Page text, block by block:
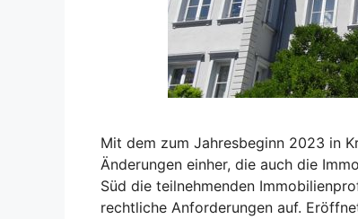
Mit dem zum Jahresbeginn 2023 in
Änderungen einher, die auch die
Süd die teilnehmenden
rechtliche Anforderungen auf.